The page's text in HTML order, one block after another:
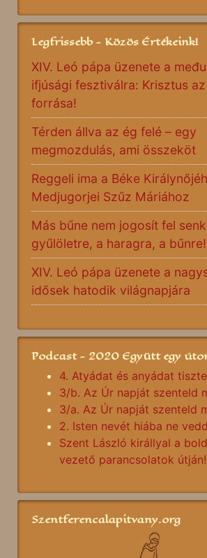
Legfrissebb - Közös Értékeink!
XIV. Leó pápa üzenete a
ifjúsági fesztiválra: Krisztus
forrása!
Térden állva az ég felé – egy
megmozdulás, ami összeköt
Reggeli ima a Béke
Medjugorjei Szűz Máriához
Más bűne nem jogosít fel
gyűlöletre, a haragra, a
XIV. Leó pápa üzenete a
idősek hatodik világnapjára
Podcast - 2020 Együtt egy
4. Atyádat és anyádat
3/b. Az Úr napját szenteld
3/a. Az Úr napját szenteld
2. Isten nevét hiába ne
Szent László királlyal a
vezető parancsolatok útján!
Szentferencalapitvany.org